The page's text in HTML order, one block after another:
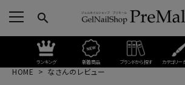
search
ランキング 新着商品 ブランドから探す カテゴリー
HOME なさんのレビュー